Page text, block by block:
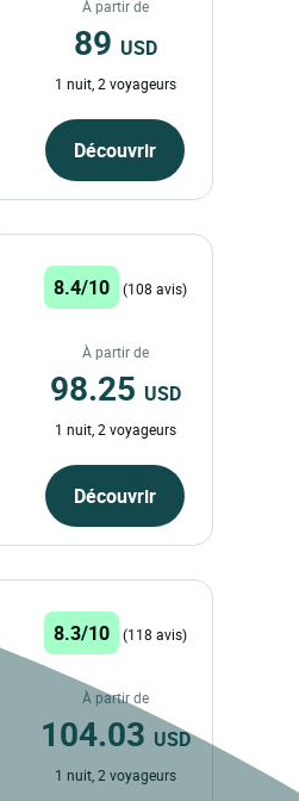
À partir de
89 USD
1 nuit, 2 voyageurs
Découvrir
8.4/10 (108 avis)
À partir de
98.25 USD
1 nuit, 2 voyageurs
Découvrir
8.3/10 (118 avis)
À partir de
104.03 USD
1 nuit, 2 voyageurs